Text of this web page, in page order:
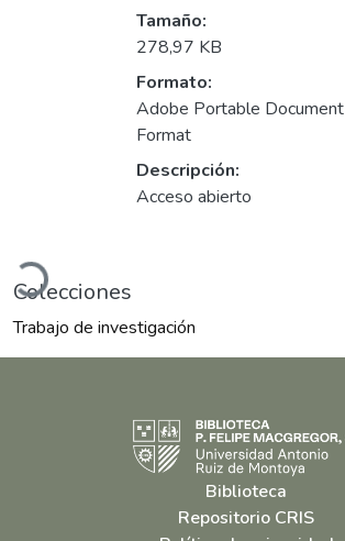
Cargando...
Tamaño:
278,97 KB
Formato:
Adobe Portable Document
Format
Descripción:
Acceso abierto
Colecciones
Trabajo de investigación
Biblioteca
Repositorio CRIS